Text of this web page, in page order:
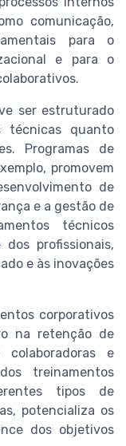
comunicação,
para o
e para o
ser estruturado
técnicas quanto
Programas de
promovem
de
e a gestão de
técnicos
profissionais,
e às inovações
corporativos
na retenção de
e
treinamentos
tipos de
potencializa os
dos objetivos